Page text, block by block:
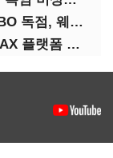
티빙 첫 분기 흑자…"2031년까지 KBO 독점, 웨이브 합병도 속도"
박윤영 KT 대표, AIDC 현장경영…"AX 플랫폼 핵심 인프라로 키운다"